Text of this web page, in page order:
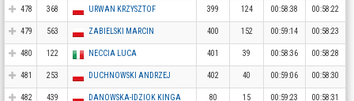
478 368 URWAN KRZYSZTOF 399 124 00:58:38 00:58:22
479 563 ZABIELSKI MARCIN 400 152 00:59:14 00:58:23
480 122 NECCIA LUCA 401 39 00:58:36 00:58:28
481 253 DUCHNOWSKI ANDRZEJ 402 40 00:59:06 00:58:30
482 439 DANOWSKA-IDZIOK KINGA 80 15 00:59:23 00:58:31